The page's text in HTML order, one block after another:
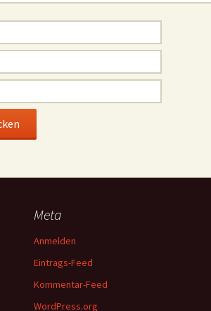
Meta
Anmelden
Eintrags-Feed
Kommentar-Feed
WordPress.org